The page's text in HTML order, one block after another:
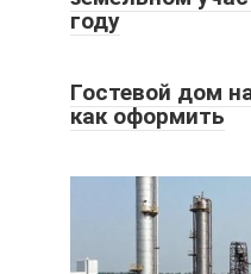
году
Гостевой дом
как оформить